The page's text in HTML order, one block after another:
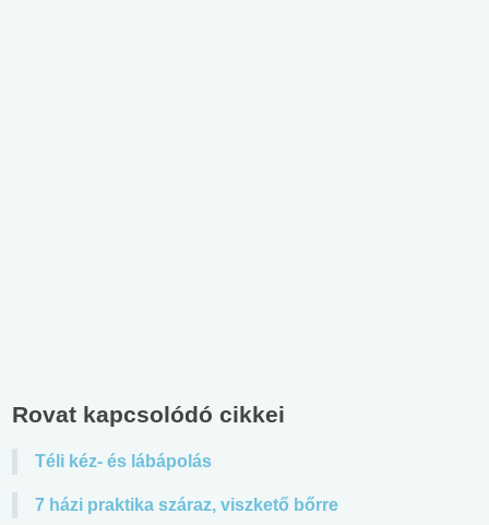
Rovat kapcsolódó cikkei
Téli kéz- és lábápolás
7 házi praktika száraz, viszkető bőrre